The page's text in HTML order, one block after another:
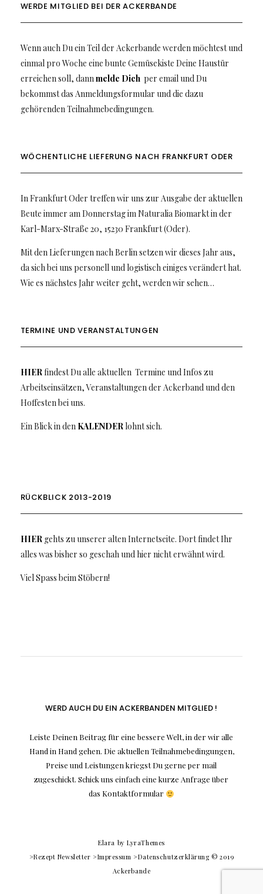
WERDE MITGLIED BEI DER ACKERBANDE
Wenn auch Du ein Teil der Ackerbande werden möchtest und
einmal pro Woche eine bunte Gemüsekiste Deine Haustür
erreichen soll, dannmelde Dichper email und Du
bekommst das Anmeldungsformular und die dazu
gehörenden Teilnahmebedingungen.
WÖCHENTLICHE LIEFERUNG NACH FRANKFURT ODER
In Frankfurt Oder treffen wir uns zur Ausgabe der aktuellen
Beute immer am Donnerstag im Naturalia Biomarkt in der
Karl-Marx-Straße 20, 15230 Frankfurt (Oder).
Mit den Lieferungen nach Berlin setzen wir dieses Jahr aus,
da sich bei uns personell und logistisch einiges verändert hat.
Wie es nächstes Jahr weiter geht, werden wir sehen…
TERMINE UND VERANSTALTUNGEN
HIERfindest Du alle aktuellen Termine und Infos zu
Arbeitseinsätzen, Veranstaltungen der Ackerband und den
Hoffesten bei uns.
Ein Blick in den KALENDERlohnt sich.
RÜCKBLICK 2013-2019
HIERgehts zu unserer alten Internetseite. Dort findet Ihr
alles was bisher so geschah und hier nicht erwähnt wird.
Viel Spass beim Stöbern!
WERD AUCH DU EIN ACKERBANDEN MITGLIED !
Leiste Deinen Beitrag für eine bessere Welt, in der wir alle
Hand in Hand gehen. Die aktuellen Teilnahmebedingungen,
Preise und Leistungen kriegst Du gerne per mail
zugeschickt. Schick uns einfach eine kurze Anfrage über
das Kontaktformular
Elara by LyraThemes
>Rezept Newsletter >Impressum >Datenschutzerklärung© 2019
Ackerbande